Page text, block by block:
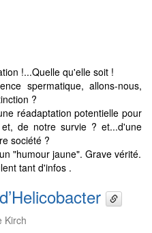
!...Quelle qu'elle soit !
spermatique, allons-nous,
?
réadaptation potentielle pour
de notre survie ? et...d'une
société ?
"humour jaune". Grave vérité.
tant d'infos .
Kirch